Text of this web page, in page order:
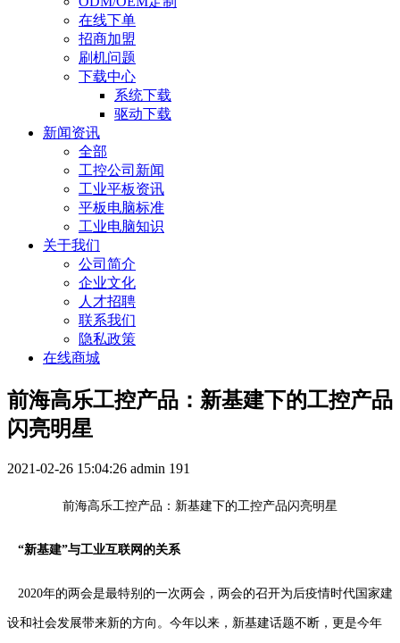
在线下单
招商加盟
刷机问题
下载中心
系统下载
驱动下载
新闻资讯
全部
工控公司新闻
工业平板资讯
平板电脑标准
工业电脑知识
关于我们
公司简介
企业文化
人才招聘
联系我们
隐私政策
在线商城
前海高乐工控产品：新基建下的工控产品
闪亮明星
2021-02-26 15:04:26 admin 191
前海高乐工控产品：新基建下的工控产品闪亮明星
“新基建”与工业互联网的关系
2020年的两会是最特别的一次两会，两会的召开为后疫情时代国家建
设和社会发展带来新的方向。今年以来，新基建话题不断，更是今年